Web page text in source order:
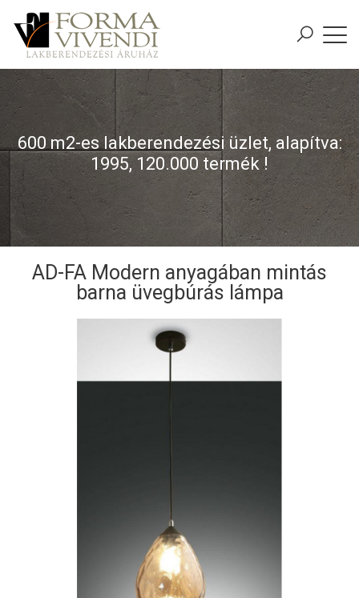
600 m2-es lakberendezési üzlet, alapítva:
1995, 120.000 termék !
AD-FA Modern anyagában mintás
barna üvegbúrás lámpa